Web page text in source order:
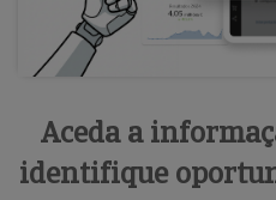
Aceda a
identifique